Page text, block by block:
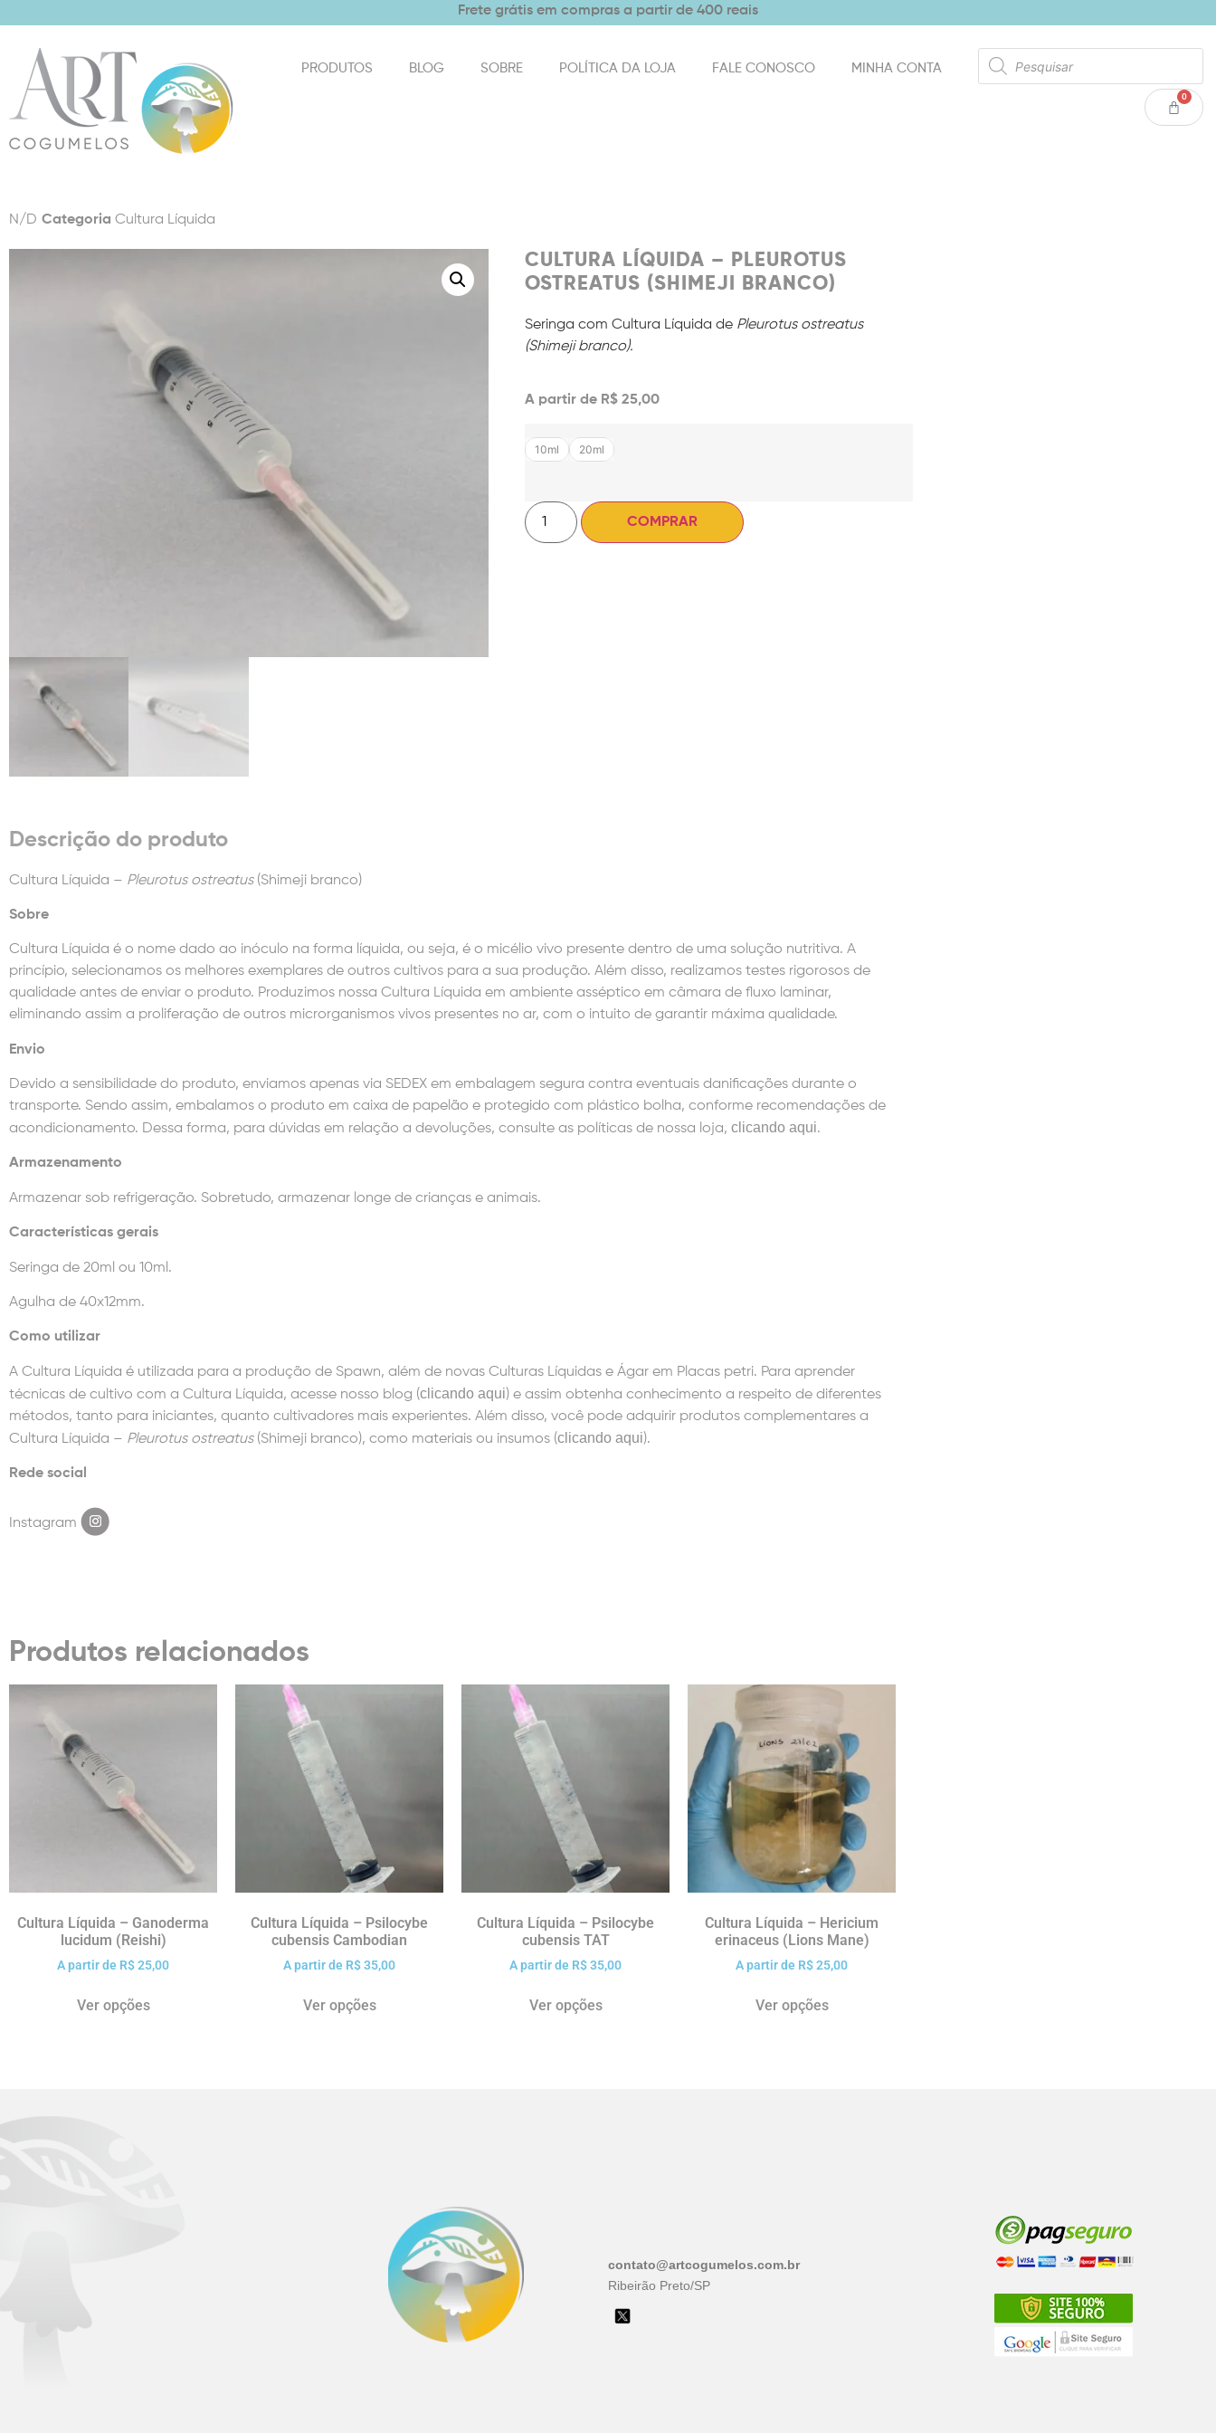
Frete grátis em compras a partir de 400 reais
PRODUTOS BLOG SOBRE POLÍTICA DA LOJA FALE CONOSCO MINHA CONTA
0
N/D Categoria Cultura Líquida
CULTURA LÍQUIDA – PLEUROTUS
OSTREATUS (SHIMEJI BRANCO)
Seringa com Cultura Líquida de Pleurotus ostreatus
(Shimeji branco).
A partir de R$25,00
10ml 20ml
COMPRAR
Descrição do produto
Cultura Líquida – Pleurotus ostreatus(Shimeji branco)
Sobre
Cultura Líquida é o nome dado ao inóculo na forma líquida, ou seja, é o micélio vivo presente dentro de uma solução nutritiva. A
princípio, selecionamos os melhores exemplares de outros cultivos para a sua produção. Além disso, realizamos testes rigorosos de
qualidade antes de enviar o produto. Produzimos nossa Cultura Líquida em ambiente asséptico em câmara de fluxo laminar,
eliminando assim a proliferação de outros microrganismos vivos presentes no ar, com o intuito de garantir máxima qualidade.
Envio
Devido a sensibilidade do produto, enviamos apenas via SEDEX em embalagem segura contra eventuais danificações durante o
transporte. Sendo assim, embalamos o produto em caixa de papelão e protegido com plástico bolha, conforme recomendações de
acondicionamento. Dessa forma, para dúvidas em relação a devoluções, consulte as políticas de nossa loja, clicando aqui.
Armazenamento
Armazenar sob refrigeração. Sobretudo, armazenar longe de crianças e animais.
Características gerais
Seringa de 20ml ou 10ml.
Agulha de 40x12mm.
Como utilizar
A Cultura Líquida é utilizada para a produção de Spawn, além de novas Culturas Líquidas e Ágar em Placas petri. Para aprender
técnicas de cultivo com a Cultura Líquida, acesse nosso blog (clicando aqui) e assim obtenha conhecimento a respeito de diferentes
métodos, tanto para iniciantes, quanto cultivadores mais experientes. Além disso, você pode adquirir produtos complementares a
Cultura Líquida – Pleurotus ostreatus(Shimeji branco), como materiais ou insumos (clicando aqui).
Rede social
Instagram
Produtos relacionados
Cultura Líquida – Ganoderma
lucidum (Reishi)
A partir de R$25,00
Ver opções
Cultura Líquida – Psilocybe
cubensis Cambodian
A partir de R$35,00
Ver opções
Cultura Líquida – Psilocybe
cubensis TAT
A partir de R$35,00
Ver opções
Cultura Líquida – Hericium
erinaceus (Lions Mane)
A partir de R$25,00
Ver opções
contato@artcogumelos.com.br
Ribeirão Preto/SP